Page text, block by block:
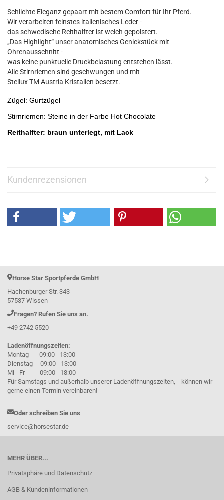
Schlichte Eleganz gepaart mit bestem Comfort für Ihr Pferd.
Wir verarbeiten feinstes italienisches Leder -
das schwedische Reithalfter ist weich gepolstert.
„Das Highlight“ unser anatomisches Genickstück mit
Ohrenausschnitt -
was keine punktuelle Druckbelastung entstehen lässt.
Alle Stirnriemen sind geschwungen und mit
Stellux TM Austria Kristallen besetzt.
Zügel: Gurtzügel
Stirnriemen: Steine in der Farbe Hot Chocolate
Reithalfter: braun unterlegt, mit Lack
Kundenrezensionen
Horse Star Sportpferde GmbH
Hachenburger Str. 343
57537 Wissen
Fragen? Rufen Sie uns an.
+49 2742 5520
Ladenöffnungszeiten:
Montag 09:00 - 13:00
Dienstag 09:00 - 13:00
Mi - Fr 09:00 - 18:00
Für Samstags und außerhalb unserer Ladenöffnungszeiten, können wir
gerne einen Termin vereinbaren!
Oder schreiben Sie uns
service@horsestar.de
MEHR ÜBER...
Privatsphäre und Datenschutz
AGB & Kundeninformationen